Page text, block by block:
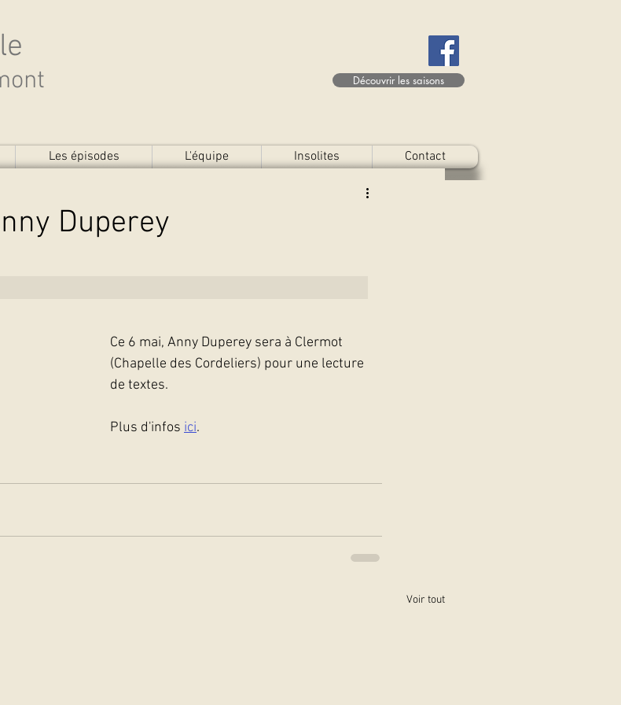
Découvrir les saisons
Les épisodes L'équipe Insolites Contact
Duperey
Ce 6 mai, Anny Duperey sera à Clermot
(Chapelle des Cordeliers) pour une lecture
de textes.
Plus d'infos ici.
Voir tout